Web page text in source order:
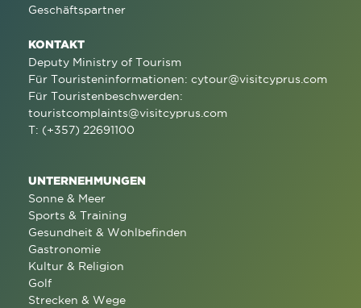
Geschäftspartner
KONTAKT
Deputy Ministry of Tourism
Für Touristeninformationen: cytour@visitcyprus.com
Für Touristenbeschwerden:
touristcomplaints@visitcyprus.com
T: (+357) 22691100
UNTERNEHMUNGEN
Sonne & Meer
Sports & Training
Gesundheit & Wohlbefinden
Gastronomie
Kultur & Religion
Golf
Strecken & Wege